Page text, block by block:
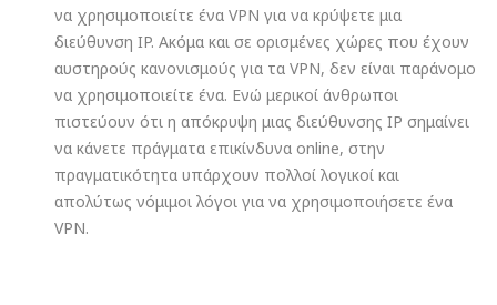
να χρησιμοποιείτε ένα VPN για να κρύψετε μια
διεύθυνση IP. Ακόμα και σε ορισμένες χώρες που έχουν
αυστηρούς κανονισμούς για τα VPN, δεν είναι παράνομο
να χρησιμοποιείτε ένα. Ενώ μερικοί άνθρωποι
πιστεύουν ότι η απόκρυψη μιας διεύθυνσης IP σημαίνει
να κάνετε πράγματα επικίνδυνα online, στην
πραγματικότητα υπάρχουν πολλοί λογικοί και
απολύτως νόμιμοι λόγοι για να χρησιμοποιήσετε ένα
VPN.